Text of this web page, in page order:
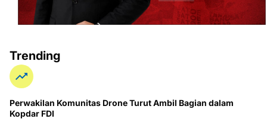
Trending
Perwakilan Komunitas Drone Turut Ambil Bagian dalam
Kopdar FDI